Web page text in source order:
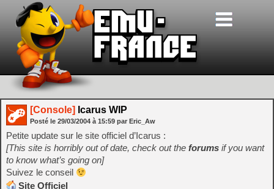
[Console] Icarus WIP
Posté le 29/03/2004 à 15:59 par Eric_Aw
Petite update sur le site officiel d’Icarus :
[This site is horribly out of date, check out the forums if you want
to know what’s going on]
Suivez le conseil
Site Officiel